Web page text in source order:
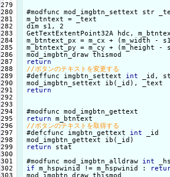
279
280
281
282
283
284
285
286
287
288
289
290
291
292
293
294
295
296
297
298
299
300
301
302
303
#modfunc mod_imgbtn_settext str
m_btntext = _text
dim s1, 2
GetTextExtentPoint32A hdc,
m_btntext_px = m_cx + (m_width -
m_btntext_py = m_cy + (m_height -
return
#deffunc imgbtn_settext int
_id,
return
return
#defcfunc imgbtn_gettext int
_id
return
stat
#modfunc mod_imgbtn_alldraw int
if
m_hspwinid != m_hspwinid :